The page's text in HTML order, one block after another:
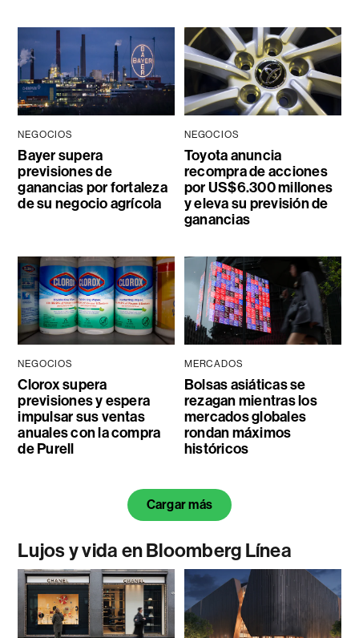
NEGOCIOS
Bayer supera
previsiones de
ganancias por fortaleza
de su negocio agrícola
NEGOCIOS
Toyota anuncia
recompra de acciones
por US$6.300 millones
y eleva su previsión de
ganancias
NEGOCIOS
Clorox supera
previsiones y espera
impulsar sus ventas
anuales con la compra
de Purell
MERCADOS
Bolsas asiáticas se
rezagan mientras los
mercados globales
rondan máximos
históricos
Cargar más
Lujos y vida en Bloomberg Línea